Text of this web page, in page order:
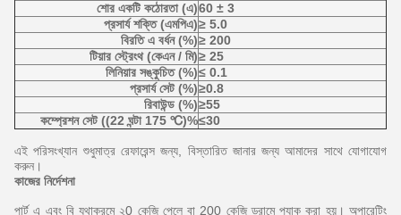
শোর একটি কঠোরতা (এ)60 ± 3
প্রসার্য শক্তি (এমপিএ)≥ 5.0
বিরতি এ বর্ধন (%)≥ 200
টিয়ার স্ট্রেংথ (কেএন / মি)≥ 25
লিনিয়ার সঙ্কুচিত (%)≤ 0.1
প্রসার্য সেট (%)≥0.8
রিবাউন্ড (%)≥55
কম্প্রেশন সেট ((22 ঘন্টা 175 ℃)%≤30
এই পরিসংখ্যান শুধুমাত্র রেফারেন্স জন্য, বিস্তারিত জানার জন্য আমাদের সাথে যোগাযোগ
করুন।
কাজের নির্দেশনা
পার্ট এ এবং বি যথাক্রমে ২0 কেজি পেলে বা 200 কেজি ড্রামে প্যাক করা হয়। অপারেটিং